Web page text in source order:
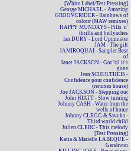
[White Label/Test Pressing]
George MICHAEL - Amazing
GROOVERIDER - Rainbows of
colour (MAW remixes)
HAPPY MONDAYS - Pills 'n'
thrills and bellyaches
Ian DURY - Lord Upminster
JAM - The gift
JAMIROQUAI - Sampler Best
of
Janet JACKSON - Got 'til it's
gone
Jean SCHULTHEIS -
Confidence pour confidence
(remixes house)
Joe JACKSON - Stepping out
John HIATT - Slow turning
Johnny CASH - Water from the
wells of home
Johnny CLEGG & Savuka -
Third world child
Julien CLERC - This melody
[Test Pressing]
Katia & Marielle LABEQUE -
Gershwin